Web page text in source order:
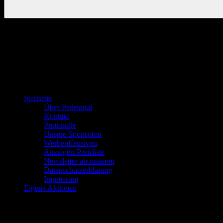
Startseite
Über Pedestrial
Kontakt
Protokolle
Unsere Sponsoren
Werbeoffensiven
Anzeigen-Preisliste
Newsletter abonnieren
Datenschutzerklärung
Impressum
Eigene Aktionen